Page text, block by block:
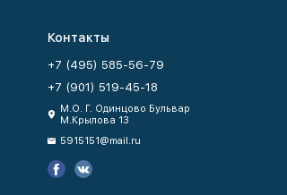
Контакты
+7 (495) 585-56-79
+7 (901) 519-45-18
М.О. Г. Одинцово Бульвар
М.Крылова 13
5915151@mail.ru